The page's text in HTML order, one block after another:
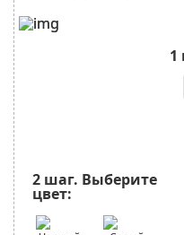
1
2 шаг. Выберите
цвет: